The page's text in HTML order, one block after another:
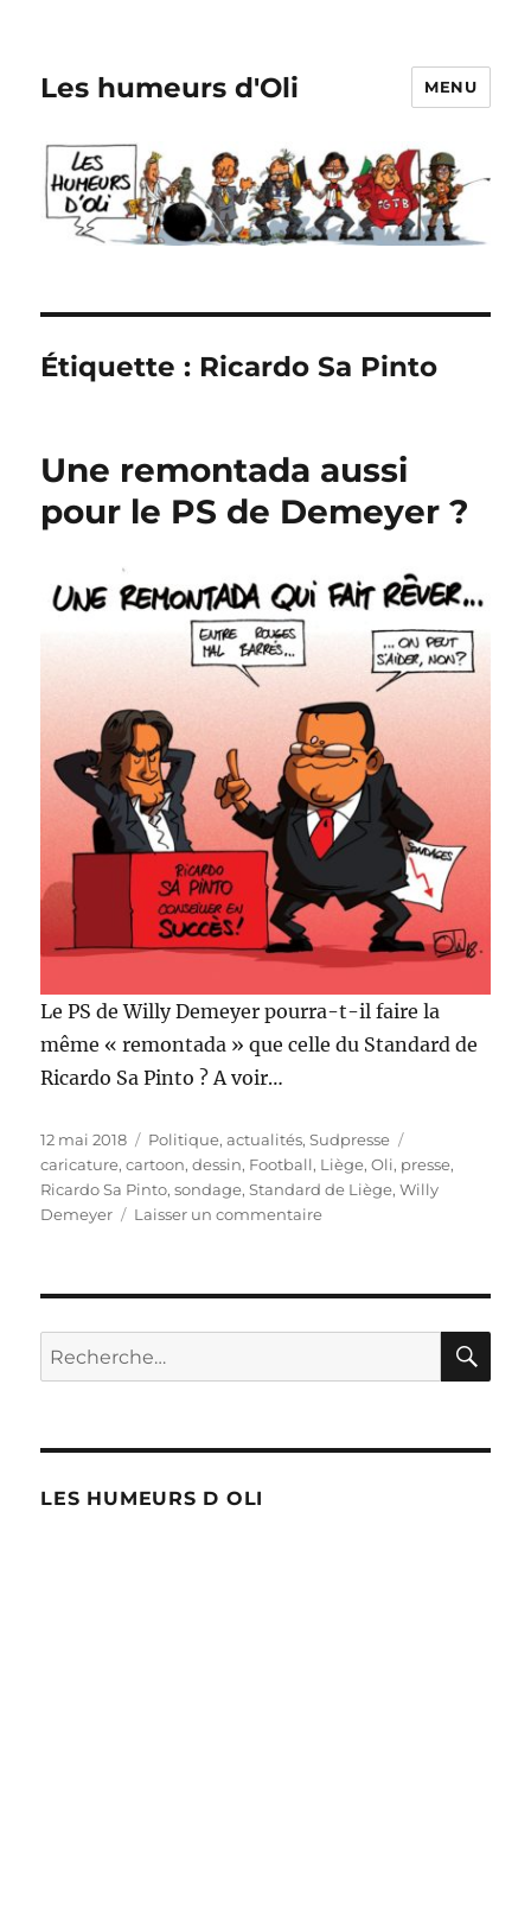
Les humeurs d'Oli MENU
Étiquette : Ricardo Sa Pinto
Une remontada aussi
pour le PS de Demeyer ?
Le PS de Willy Demeyer pourra-t-il faire la
même « remontada » que celle du Standard de
Ricardo Sa Pinto ? A voir…
Publié
le
12 mai 2018 Catégories
Politique, actualités,Sudpresse
caricature,cartoon,dessin, Football, Liège,Oli, presse,
Ricardo Sa Pinto,sondage,Standard de Liège,Willy
Demeyer
Laisser un commentairesur
le
de
Recherche
pour :
LES HUMEURS D OLI